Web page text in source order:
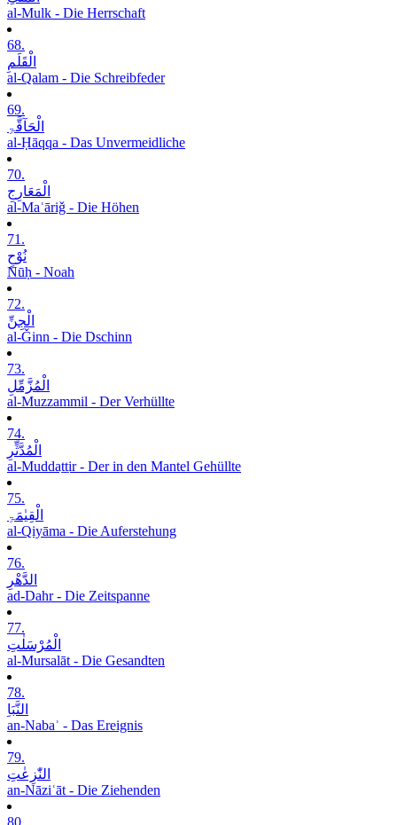
al-Mulk - Die Herrschaft
68.
الْقَلَمِ
al-Qalam - Die Schreibfeder
69.
الْحَآقَّۃِ
al-Ḥāqqa - Das Unvermeidliche
70.
الْمَعَارِجِ
al-Maʿāriǧ - Die Höhen
71.
نُوْحٍ
Nūḥ - Noah
72.
الْجِنِّ
al-Ǧinn - Die Dschinn
73.
الْمُزَّمِّلِ
al-Muzzammil - Der Verhüllte
74.
الْمُدَّثِّرِ
al-Muddaṯṯir - Der in den Mantel Gehüllte
75.
الْقِیٰمَۃِ
al-Qiyāma - Die Auferstehung
76.
الدَّھْرِ
ad-Dahr - Die Zeitspanne
77.
الْمُرْسَلٰتِ
al-Mursalāt - Die Gesandten
78.
النَّبَاِ
an-Nabaʾ - Das Ereignis
79.
النّٰزِعٰتِ
an-Nāziʿāt - Die Ziehenden